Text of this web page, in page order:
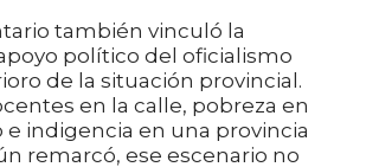
también vinculó la
político del oficialismo
de la situación provincial.
en la calle, pobreza en
indigencia en una provincia
remarcó, ese escenario no